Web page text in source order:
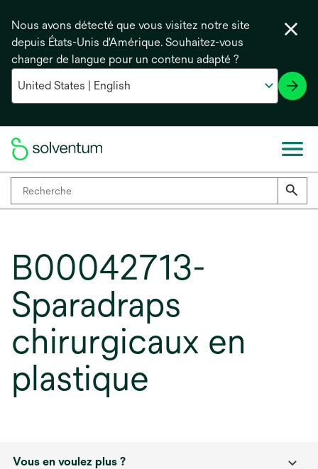
Nous avons détecté que vous visitez notre site
depuis États-Unis d'Amérique. Souhaitez-vous
changer de langue pour un contenu adapté ?
B00042713-
Sparadraps
chirurgicaux en
plastique
Vous en voulez plus ?